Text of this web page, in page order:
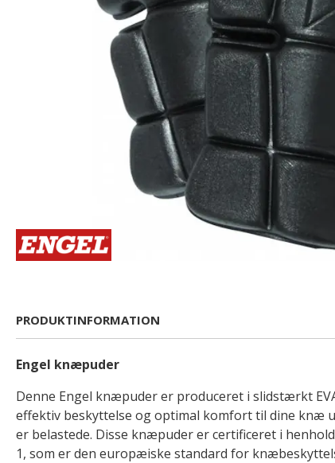
PRODUKTINFORMATION
Engel knæpuder
Denne Engel knæpuder er produceret i slidstærkt
effektiv beskyttelse og optimal komfort til dine knæ
er belastede. Disse knæpuder er certificeret i
1, som er den europæiske standard for